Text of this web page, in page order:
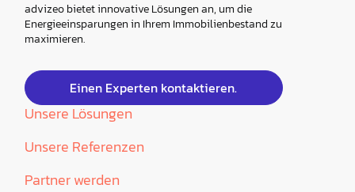
advizeo bietet innovative Lösungen an, um die
Energieeinsparungen in Ihrem Immobilienbestand zu
maximieren.
Einen Experten kontaktieren.
Unsere Lösungen
Unsere Referenzen
Partner werden